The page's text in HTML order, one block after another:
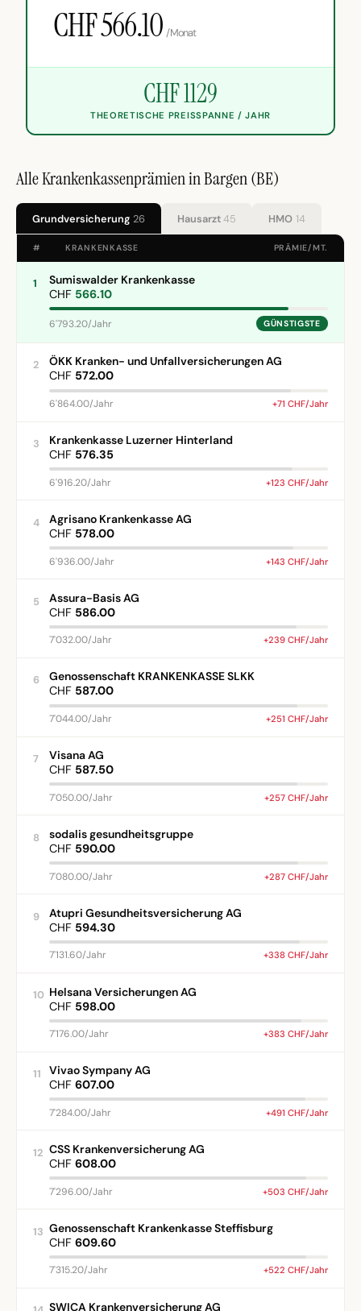
CHF 566.10 /Monat
CHF 1129
THEORETISCHE PREISSPANNE / JAHR
Alle Krankenkassenprämien in Bargen (BE)
Grundversicherung 26 Hausarzt45 HMO 14
# KRANKENKASSE PRÄMIE/MT.
1
Sumiswalder Krankenkasse
CHF 566.10
6'793.20/Jahr GÜNSTIGSTE
2
ÖKK Kranken- und Unfallversicherungen AG
CHF 572.00
6'864.00/Jahr +71 CHF/Jahr
3
Krankenkasse Luzerner Hinterland
CHF 576.35
6'916.20/Jahr +123 CHF/Jahr
4
Agrisano Krankenkasse AG
CHF 578.00
6'936.00/Jahr +143 CHF/Jahr
5
Assura-Basis AG
CHF 586.00
7'032.00/Jahr +239 CHF/Jahr
6
Genossenschaft KRANKENKASSE SLKK
CHF 587.00
7'044.00/Jahr +251 CHF/Jahr
7
Visana AG
CHF 587.50
7'050.00/Jahr +257 CHF/Jahr
8
sodalis gesundheitsgruppe
CHF 590.00
7'080.00/Jahr +287 CHF/Jahr
9
Atupri Gesundheitsversicherung AG
CHF 594.30
7'131.60/Jahr +338 CHF/Jahr
10 Helsana Versicherungen AG
CHF 598.00
7'176.00/Jahr +383 CHF/Jahr
11
Vivao Sympany AG
CHF 607.00
7'284.00/Jahr +491 CHF/Jahr
12 CSS Krankenversicherung AG
CHF 608.00
7'296.00/Jahr +503 CHF/Jahr
13 Genossenschaft Krankenkasse Steffisburg
CHF 609.60
7'315.20/Jahr +522 CHF/Jahr
SWICA Krankenversicherung AG